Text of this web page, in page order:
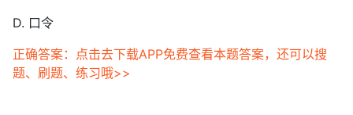
D. 口令
正确答案：点击去下载APP免费查看本题答案，还可以搜
题、刷题、练习哦>>